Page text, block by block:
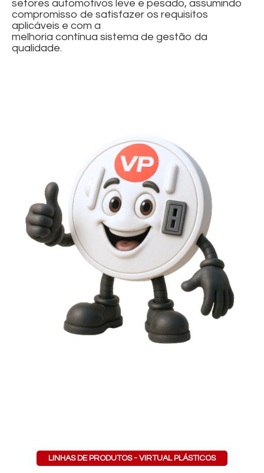
setores automotivos leve e pesado, assumindo
compromisso de satisfazer os requisitos
aplicáveis e com a
melhoria contínua sistema de gestão da
qualidade.
LINHAS DE PRODUTOS - VIRTUAL PLÁSTICOS